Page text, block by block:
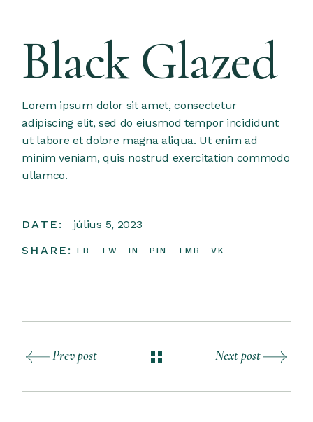
Black Glazed
Lorem ipsum dolor sit amet, consectetur
adipiscing elit, sed do eiusmod tempor incididunt
ut labore et dolore magna aliqua. Ut enim ad
minim veniam, quis nostrud exercitation commodo
ullamco.
DATE:
július 5, 2023
SHARE:
FB TW IN PIN TMB VK
Prev post Next post